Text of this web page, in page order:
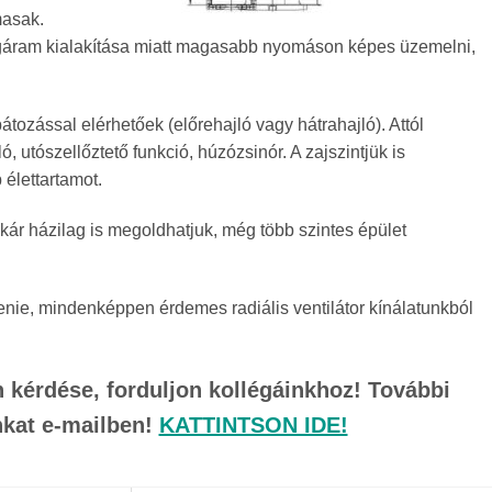
kialakítása miatt magasabb nyomáson képes üzemelni,
elérhetőek (előrehajló vagy hátrahajló). Attól
utószellőztető funkció, húzózsinór. A zajszintjük is
házilag is megoldhatjuk, még több szintes épület
mindenképpen érdemes radiális ventilátor kínálatunkból
kérdése, forduljon kollégáinkhoz! További
e-mailben! KATTINTSON IDE!